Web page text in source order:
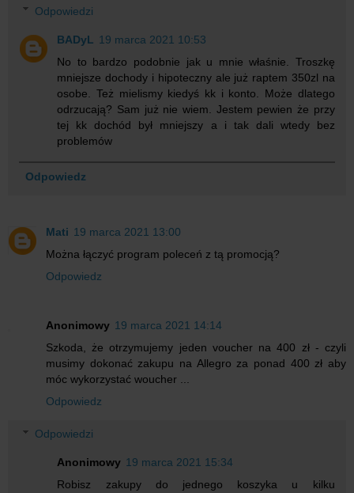
Odpowiedzi
BADyL 19 marca 2021 10:53
No to bardzo podobnie jak u mnie właśnie. Troszkę
mniejsze dochody i hipoteczny ale już raptem 350zl na
osobe. Też mielismy kiedyś kk i konto. Może dlatego
odrzucają? Sam już nie wiem. Jestem pewien że przy
tej kk dochód był mniejszy a i tak dali wtedy bez
problemów
Odpowiedz
Mati 19 marca 2021 13:00
Można łączyć program poleceń z tą promocją?
Odpowiedz
Anonimowy 19 marca 2021 14:14
Szkoda, że otrzymujemy jeden voucher na 400 zł - czyli
musimy dokonać zakupu na Allegro za ponad 400 zł aby
móc wykorzystać woucher ...
Odpowiedz
Odpowiedzi
Anonimowy 19 marca 2021 15:34
Robisz zakupy do jednego koszyka u kilku